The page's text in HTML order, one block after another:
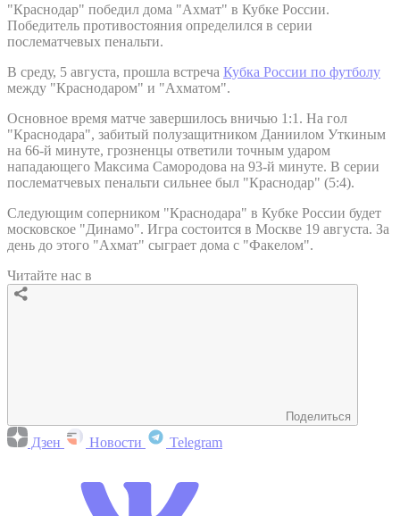
"Краснодар" победил дома "Ахмат" в Кубке России.
Победитель противостояния определился в серии
послематчевых пенальти.
В среду, 5 августа, прошла встреча Кубка России по футболу
между "Краснодаром" и "Ахматом".
Основное время матче завершилось вничью 1:1. На гол
"Краснодара", забитый полузащитником Даниилом Уткиным
на 66-й минуте, грозненцы ответили точным ударом
нападающего Максима Самородова на 93-й минуте. В серии
послематчевых пенальти сильнее был "Краснодар" (5:4).
Следующим соперником "Краснодара" в Кубке России будет
московское "Динамо". Игра состоится в Москве 19 августа. За
день до этого "Ахмат" сыграет дома с "Факелом".
Читайте нас в
Поделиться
Дзен Новости Telegram